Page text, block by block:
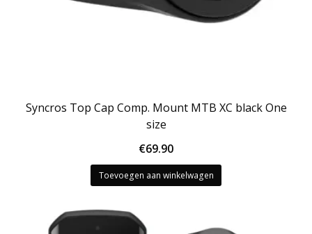
Syncros Top Cap Comp. Mount MTB XC black One
size
€69.90
Toevoegen aan winkelwagen